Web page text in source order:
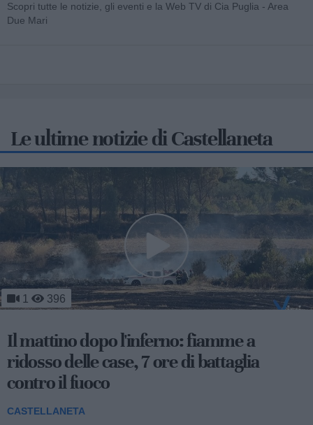
Scopri tutte le notizie, gli eventi e la Web TV di Cia Puglia - Area
Due Mari
Le ultime notizie di Castellaneta
501
Il gran giorno della Far'nèdd: tutto sulla
sagra più lunga d'Italia
CASTELLANETA
Andrà in scena questa sera, a partire dalle 20 nel centro